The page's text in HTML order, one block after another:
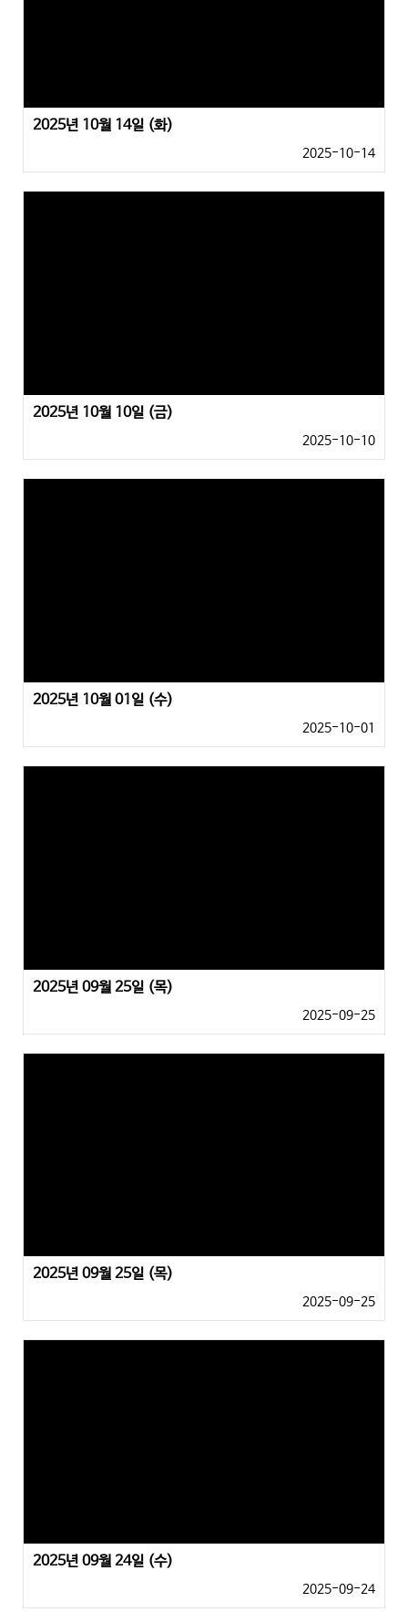
2025년 10월 14일 (화)
2025-10-14
2025년 10월 10일 (금)
2025-10-10
2025년 10월 01일 (수)
2025-10-01
2025년 09월 25일 (목)
2025-09-25
2025년 09월 25일 (목)
2025-09-25
2025년 09월 24일 (수)
2025-09-24